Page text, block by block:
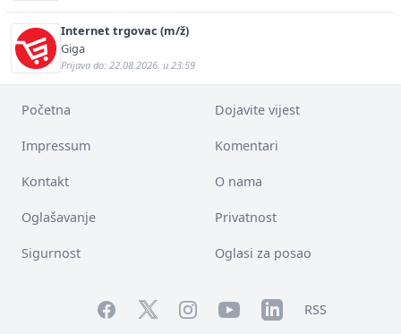
Internet trgovac (m/ž)
Giga
Prijava do: 22.08.2026. u 23:59
Početna Dojavite vijest
Impressum Komentari
Kontakt O nama
Oglašavanje Privatnost
Sigurnost Oglasi za posao
FacebookTwitterInstagramYouTubeLinkedInRSS